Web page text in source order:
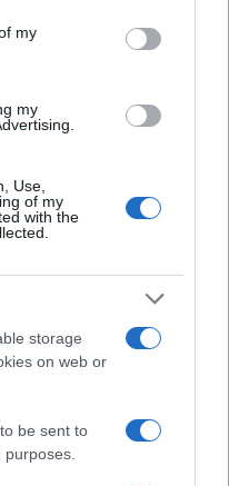
my
my
Use,
of my
with the
storage
on web or
be sent to
di
l’esito del
quel che è certo è
sulla base
non solo in Italia,
prive di
più logico
indagare come
certe e condanne
elettorale?
ha tutti i crismi del
quanto successo in